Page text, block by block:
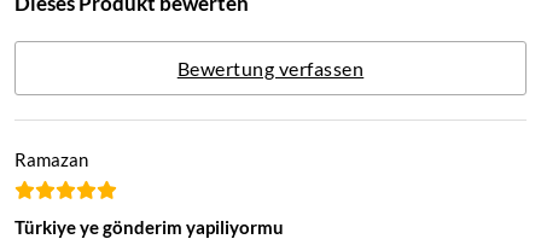
Bewertung verfassen
Ramazan
Türkiye ye gönderim yapiliyormu